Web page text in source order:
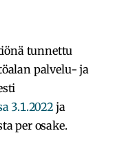
tunnettu
palvelu- ja
3.1.2022ja
per osake.